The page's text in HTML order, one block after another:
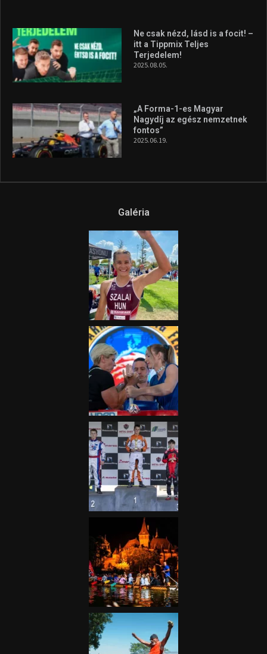
Ne csak nézd, lásd is a focit! –
itt a Tippmix Teljes
Terjedelem!
2025.08.05.
„A Forma-1-es Magyar
Nagydíj az egész nemzetnek
fontos”
2025.06.19.
Galéria